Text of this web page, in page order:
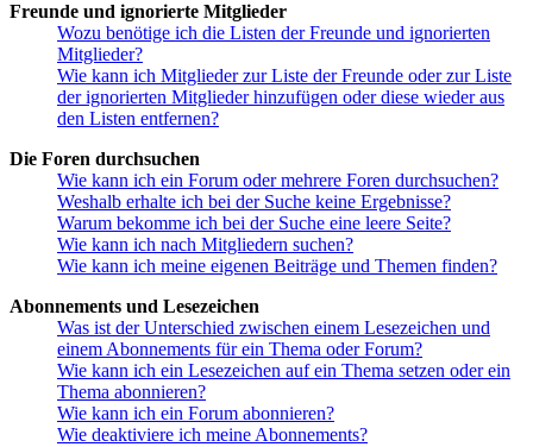
Freunde und ignorierte Mitglieder
Wozu benötige ich die Listen der Freunde und ignorierten
Mitglieder?
Wie kann ich Mitglieder zur Liste der Freunde oder zur Liste
der ignorierten Mitglieder hinzufügen oder diese wieder aus
den Listen entfernen?
Die Foren durchsuchen
Wie kann ich ein Forum oder mehrere Foren durchsuchen?
Weshalb erhalte ich bei der Suche keine Ergebnisse?
Warum bekomme ich bei der Suche eine leere Seite?
Wie kann ich nach Mitgliedern suchen?
Wie kann ich meine eigenen Beiträge und Themen finden?
Abonnements und Lesezeichen
Was ist der Unterschied zwischen einem Lesezeichen und
einem Abonnements für ein Thema oder Forum?
Wie kann ich ein Lesezeichen auf ein Thema setzen oder ein
Thema abonnieren?
Wie kann ich ein Forum abonnieren?
Wie deaktiviere ich meine Abonnements?